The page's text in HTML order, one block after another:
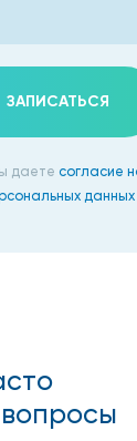
ЗАПИСАТЬСЯ
даете согласие
данных